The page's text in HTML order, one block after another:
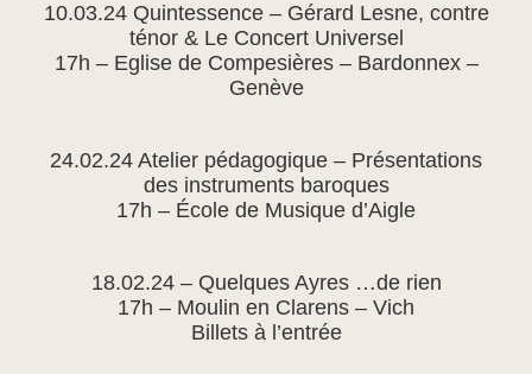
10.03.24 Quintessence – Gérard Lesne, contre
ténor & Le Concert Universel
17h – Eglise de Compesières – Bardonnex –
Genève
24.02.24 Atelier pédagogique – Présentations
des instruments baroques
17h – École de Musique d’Aigle
18.02.24 – Quelques Ayres …de rien
17h – Moulin en Clarens – Vich
Billets à l’entrée